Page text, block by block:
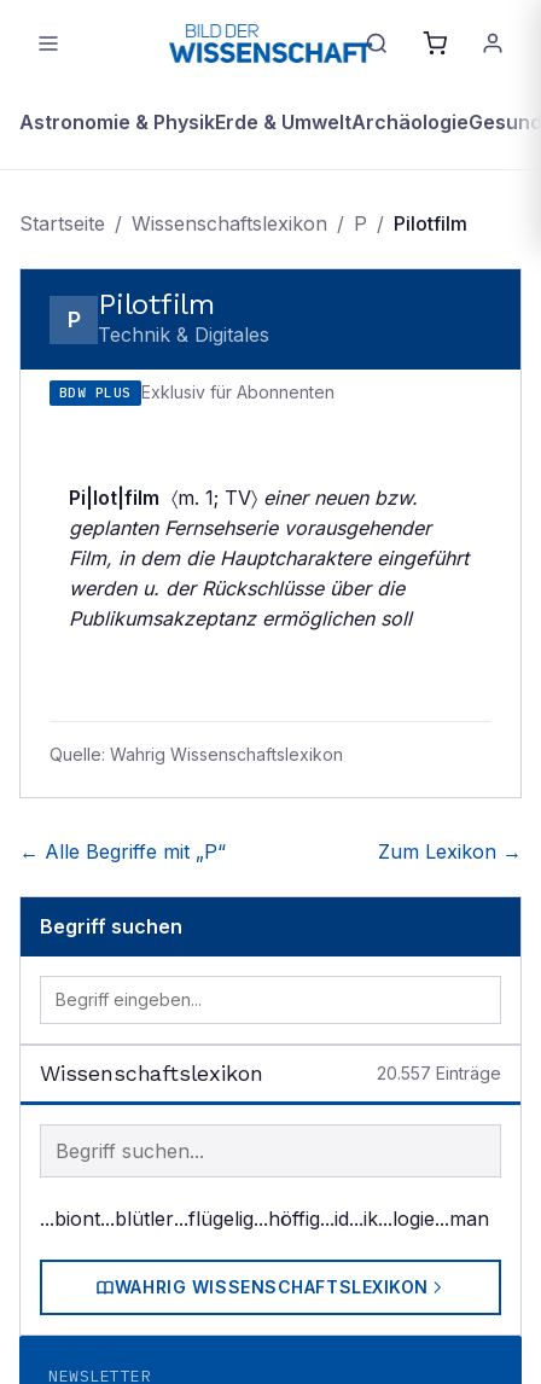
Astronomie & PhysikErde & UmweltArchäologie
Startseite / Wissenschaftslexikon / P / Pilotfilm
P Pilotfilm
Technik & Digitales
BDW PLUS Exklusiv für Abonnenten
Pi|lot|film 〈m. 1; TV〉 einer neuen bzw.
geplanten Fernsehserie vorausgehender
Film, in dem die Hauptcharaktere eingeführt
werden u. der Rückschlüsse über die
Publikumsakzeptanz ermöglichen soll
Quelle: Wahrig Wissenschaftslexikon
← Alle Begriffe mit „P“ Zum Lexikon →
Begriff suchen
Wissenschaftslexikon 20.557 Einträge
Begriff im Lexikon suchen
...biont...blütler...flügelig...höffig...id...ik...logie...man
WAHRIG WISSENSCHAFTSLEXIKON
NEWSLETTER